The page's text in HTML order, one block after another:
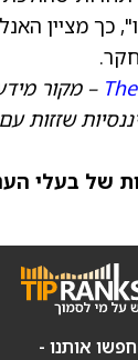
כך מציין
– מקור
שזזות
חפשו אותנו -